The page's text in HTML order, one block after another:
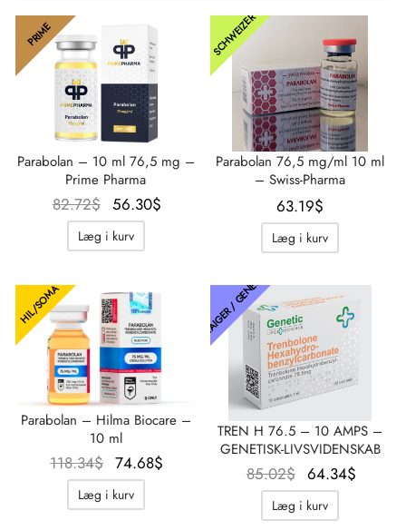
PRIME
Parabolan – 10 ml 76,5 mg –
Prime Pharma
82.72$ Oprindelig
pris var:
82.72$.
56.30$
Læg i kurv
SCHWEIZER
Parabolan 76,5 mg/ml 10 ml
– Swiss-Pharma
63.19$
Læg i kurv
HIL/SOMA
Parabolan – Hilma Biocare –
10 ml
118.34$ Oprindelig
pris var:
118.34$.
74.68$
Læg i kurv
THAIGER / GENETISK
TREN H 76.5 – 10 AMPS –
GENETISK-LIVSVIDENSKAB
85.02$ Oprindelig
pris var:
85.02$.
64.34$
Læg i kurv